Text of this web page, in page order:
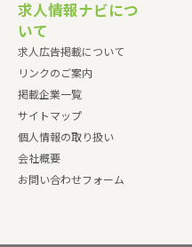
求人情報ナビにつ
いて
求人広告掲載について
リンクのご案内
掲載企業一覧
サイトマップ
個人情報の取り扱い
会社概要
お問い合わせフォーム